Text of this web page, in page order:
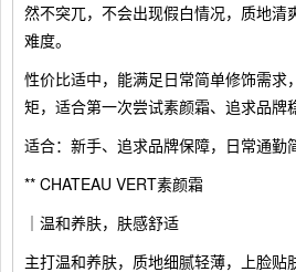
然不突兀，不会出现假白情况，质地清
难度。
性价比适中，能满足日常简单修饰需求
矩，适合第一次尝试素颜霜、追求品牌
适合：新手、追求品牌保障，日常通勤
** CHATEAU VERT素颜霜
｜温和养肤，肤感舒适
主打温和养肤，质地细腻轻薄，上脸贴